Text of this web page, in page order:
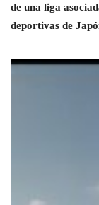
de una liga
deportivas de